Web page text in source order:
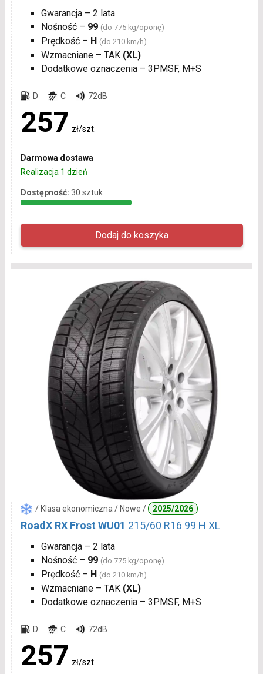
Gwarancja – 2 lata
Nośność – 99 (do 775 kg/oponę)
Prędkość – H (do 210 km/h)
Wzmacniane – TAK (XL)
Dodatkowe oznaczenia – 3PMSF, M+S
D C 72dB
257 zł/szt.
Darmowa dostawa
Realizacja 1 dzień
Dostępność: 30 sztuk
/ Klasa ekonomiczna / Nowe / 2025/2026
RoadX RX Frost WU01 215/60 R16 99 H XL
Gwarancja – 2 lata
Nośność – 99 (do 775 kg/oponę)
Prędkość – H (do 210 km/h)
Wzmacniane – TAK (XL)
Dodatkowe oznaczenia – 3PMSF, M+S
D C 72dB
257 zł/szt.